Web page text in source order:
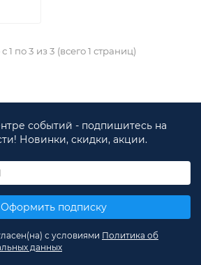
1 по 3 из 3 (всего 1 страниц)
событий - подпишитесь на
Новинки, скидки, акции.
Оформить подписку
с условиями Политика об
данных